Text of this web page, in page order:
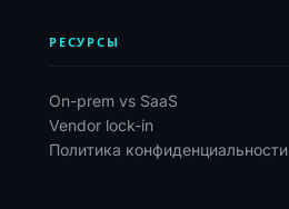
РЕСУРСЫ
On-prem vs SaaS
Vendor lock-in
Политика конфиденциальности